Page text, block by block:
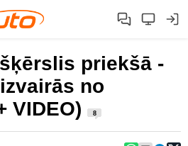
priekšā -
no
VIDEO)
8